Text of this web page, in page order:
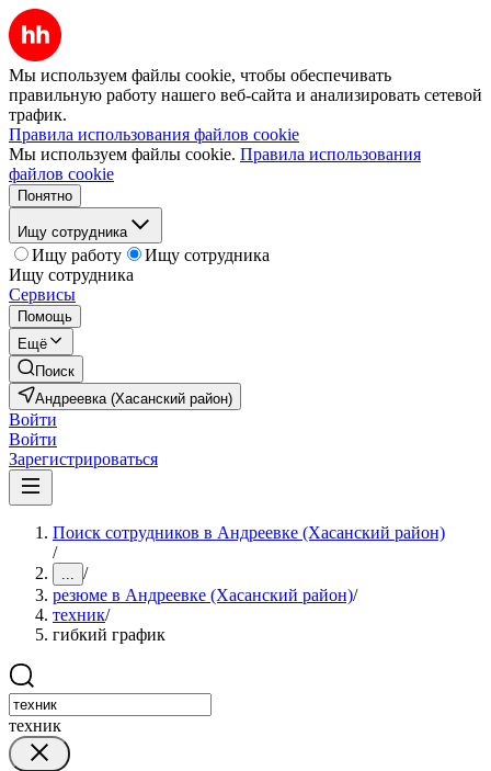
Мы используем файлы cookie, чтобы обеспечивать
правильную работу нашего веб-сайта и анализировать сетевой
трафик.
Правила использования файлов cookie
Мы используем файлы cookie. Правила использования
файлов cookie
Понятно
Ищу сотрудника
Ищу работу
Ищу сотрудника
Ищу сотрудника
Сервисы
Помощь
Ещё
Поиск
Андреевка (Хасанский район)
Войти
Войти
Зарегистрироваться
Поиск сотрудников в Андреевке (Хасанский район)
/
... /
резюме в Андреевке (Хасанский район)/
техник/
гибкий график
техник